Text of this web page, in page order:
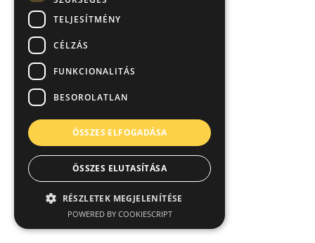
TELJESÍTMÉNY
CÉLZÁS
FUNKCIONALITÁS
BESOROLATLAN
ÖSSZES ELFOGADÁSA
ÖSSZES ELUTASÍTÁSA
RÉSZLETEK MEGJELENÍTÉSE
POWERED BY COOKIESCRIPT